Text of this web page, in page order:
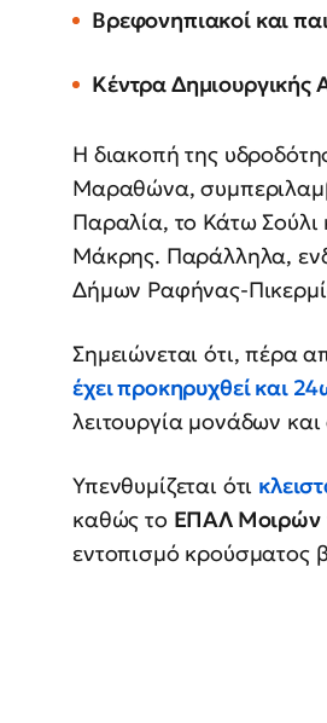
Βρεφονηπιακοί και
Κέντρα
Η διακοπή της
Μαραθώνα,
Παραλία, το Κάτω
Μάκρης. Παράλληλα,
Δήμων Ραφήνας-
Σημειώνεται ότι, πέρα
έχει προκηρυχθεί και
λειτουργία μονάδων
Υπενθυμίζεται ότι
καθώς το ΕΠΑΛ Μοιρών
εντοπισμό κρούσματος